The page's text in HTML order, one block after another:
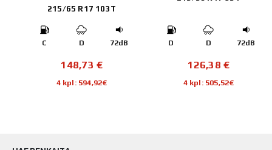
215/65 R17 103T
C D 72dB
148,73€
4 kpl: 594,92€
D D 72dB
126,38€
4 kpl: 505,52€